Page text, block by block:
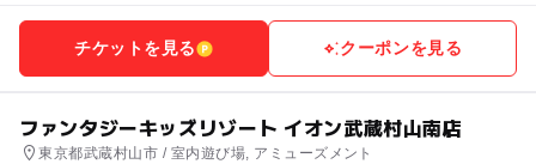
チケットを見る クーポンを見る
ファンタジーキッズリゾート イオン武蔵村山南店
東京都武蔵村山市 / 室内遊び場, アミューズメント